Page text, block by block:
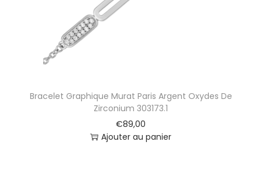
Bracelet Graphique Murat Paris Argent Oxydes De
Zirconium 303173.1
€89,00
Ajouter au panier